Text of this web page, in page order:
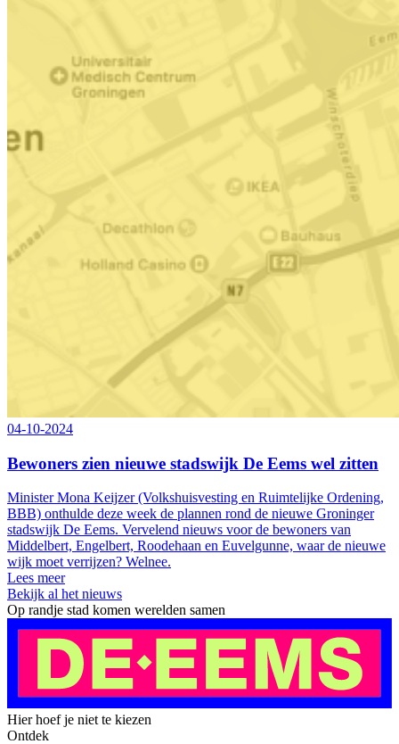
04-10-2024
Bewoners zien nieuwe stadswijk De Eems wel zitten
Minister Mona Keijzer (Volkshuisvesting en Ruimtelijke Ordening,
BBB) onthulde deze week de plannen rond de nieuwe Groninger
stadswijk De Eems. Vervelend nieuws voor de bewoners van
Middelbert, Engelbert, Roodehaan en Euvelgunne, waar de nieuwe
wijk moet verrijzen? Welnee.
Lees meer
Bekijk al het nieuws
Op randje stad komen werelden samen
Hier hoef je niet te kiezen
Ontdek